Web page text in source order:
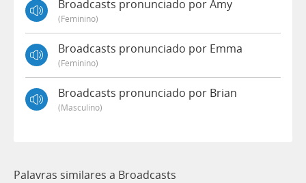
Broadcasts pronunciado por Amy
(feminino)
Broadcasts pronunciado por Emma
(feminino)
Broadcasts pronunciado por Brian
(masculino)
Palavras similares a Broadcasts